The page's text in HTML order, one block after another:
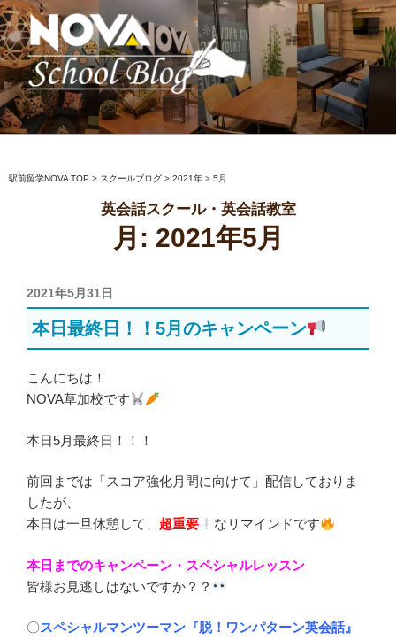
コ
ン
テ
ン
ツ
へ
ス
ッ
駅前留学NOVA【公式】スクールブロ
英会話スクール・英会話教室
駅前留学NOVA TOP > スクールブログ > 2021年 > 5月
英会話スクール・英会話教室
月: 2021年5月
投
稿
日:
2021年5月31日
本日最終日！！5月のキャンペーン
こんにちは！
NOVA草加校です
本日5月最終日！！！
前回までは「スコア強化月間に向けて」配信しておりま
したが、
本日は一旦休憩して、 超重要 なリマインドです
本日までのキャンペーン・スペシャルレッスン
皆様お見逃しはないですか？？
〇スペシャルマンツーマン『脱！ワンパターン英会話』